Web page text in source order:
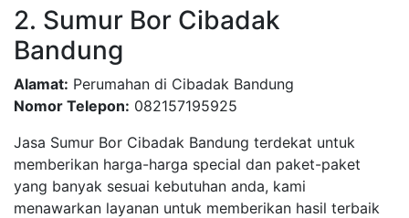
2. Sumur Bor Cibadak
Bandung
Alamat: Perumahan di Cibadak Bandung
Nomor Telepon: 082157195925
Jasa Sumur Bor Cibadak Bandung terdekat untuk
memberikan harga-harga special dan paket-paket
yang banyak sesuai kebutuhan anda, kami
menawarkan layanan untuk memberikan hasil terbaik